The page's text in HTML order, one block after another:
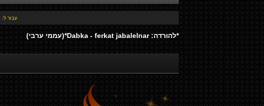
עבור ל:
*להורדה: Dabka - ferkat jabalelnar*(עממי ערבי)